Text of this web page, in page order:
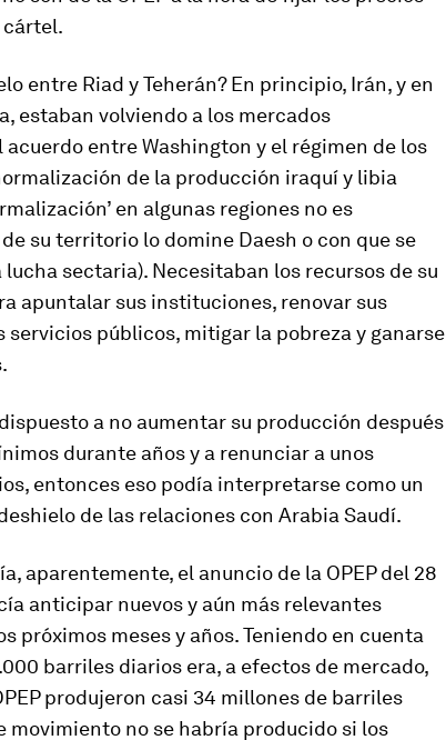
entre Riad y Teherán? En principio, Irán, y en
estaban volviendo a los mercados
entre Washington y el régimen de los
de la producción iraquí y libia
en algunas regiones no es
su territorio lo domine Daesh o con que se
sectaria). Necesitaban los recursos de su
apuntalar sus instituciones, renovar sus
públicos, mitigar la pobreza y ganarse
a no aumentar su producción después
durante años y a renunciar a unos
entonces eso podía interpretarse como un
de las relaciones con Arabia Saudí.
aparentemente, el anuncio de la OPEP del 28
anticipar nuevos y aún más relevantes
próximos meses y años. Teniendo en cuenta
barriles diarios era, a efectos de mercado,
produjeron casi 34 millones de barriles
movimiento no se habría producido si los